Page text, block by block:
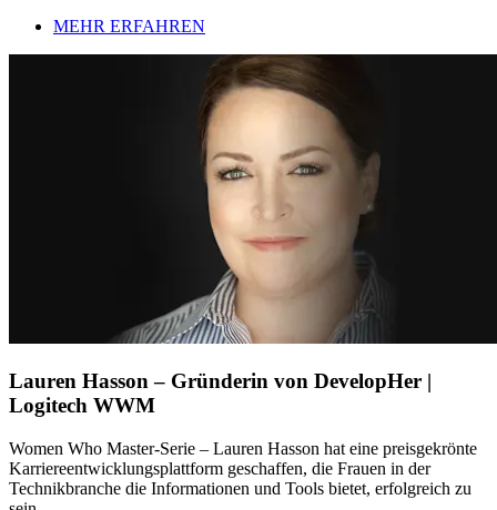
MEHR ERFAHREN
Lauren Hasson – Gründerin von DevelopHer |
Logitech WWM
Women Who Master-Serie – Lauren Hasson hat eine preisgekrönte
Karriereentwicklungsplattform geschaffen, die Frauen in der
Technikbranche die Informationen und Tools bietet, erfolgreich zu